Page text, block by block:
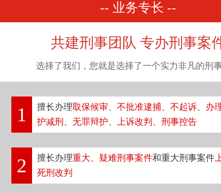
-- 业务专长 --
共建刑事团队 专办刑事案
选择了我们，您就是选择了一个实力非凡的刑
1 擅长办理取保候审、不批准逮捕、不起诉、办
护减刑、无罪辩护、上诉改判、刑事控告
2 擅长办理重大、疑难刑事案件和重大刑事案件
死刑改判